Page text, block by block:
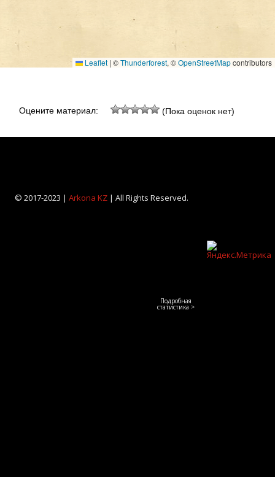
Leaflet | ©Thunderforest, ©OpenStreetMapcontributors
Оцените материал: (Пока оценок нет)
© 2017-2023 | Arkona KZ| All Rights Reserved.
Подробная
статистика >